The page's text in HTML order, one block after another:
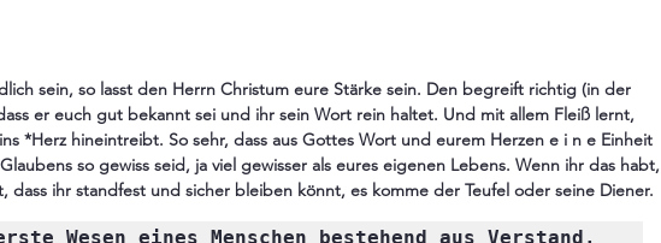
sein, so lasst den Herrn Christum eure Stärke sein. Den begreift richtig (in der
er euch gut bekannt sei und ihr sein Wort rein haltet. Und mit allem Fleiß lernt,
*Herz hineintreibt. So sehr, dass aus Gottes Wort und eurem Herzen e i n e Einheit
so gewiss seid, ja viel gewisser als eures eigenen Lebens. Wenn ihr das habt,
dass ihr standfest und sicher bleiben könnt, es komme der Teufel oder seine Diener.
Wesen eines Menschen bestehend aus Verstand,